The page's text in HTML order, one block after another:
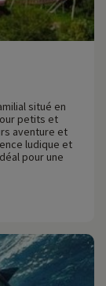
situé en
petits et
aventure et
ludique et
pour une